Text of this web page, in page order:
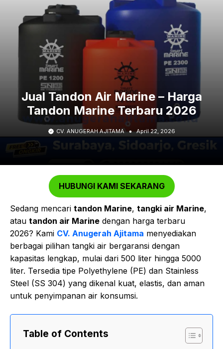
Jual Tandon Air Marine – Harga
Tandon Marine Terbaru 2026
CV. ANUGERAH AJITAMA April 22, 2026
HUBUNGI KAMI SEKARANG
Sedang mencari tandon Marine, tangki air Marine,
atau tandon air Marine dengan harga terbaru
2026? Kami CV. Anugerah Ajitama menyediakan
berbagai pilihan tangki air bergaransi dengan
kapasitas lengkap, mulai dari 500 liter hingga 5000
liter. Tersedia tipe Polyethylene (PE) dan Stainless
Steel (SS 304) yang dikenal kuat, elastis, dan aman
untuk penyimpanan air konsumsi.
Table of Contents